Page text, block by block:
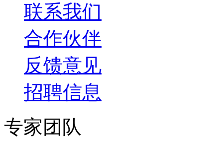
联系我们
合作伙伴
反馈意见
招聘信息
专家团队